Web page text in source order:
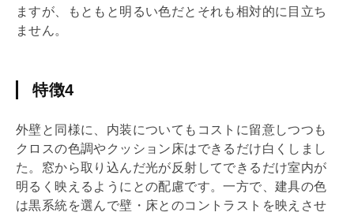
ますが、もともと明るい色だとそれも相対的に目立ち
ません。
特徴4
外壁と同様に、内装についてもコストに留意しつつも
クロスの色調やクッション床はできるだけ白くしまし
た。窓から取り込んだ光が反射してできるだけ室内が
明るく映えるようにとの配慮です。一方で、建具の色
は黒系統を選んで壁・床とのコントラストを映えさせ